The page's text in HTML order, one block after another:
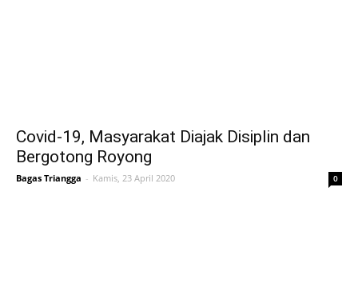
Covid-19, Masyarakat Diajak Disiplin dan
Bergotong Royong
Bagas Triangga - Kamis, 23 April 2020 0